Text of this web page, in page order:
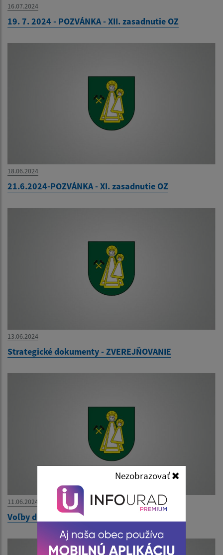
Nezobrazovať
16.07.2024
19. 7. 2024 - POZVÁNKA - XII. zasadnutie OZ
18.06.2024
21.6.2024-POZVÁNKA - XI. zasadnutie OZ
13.06.2024
Strategické dokumenty - ZVEREJŇOVANIE
11.06.2024
Voľby do Európskeho parlamentu - výsledky